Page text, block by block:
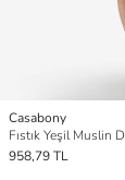
Casabony
958,79 TL